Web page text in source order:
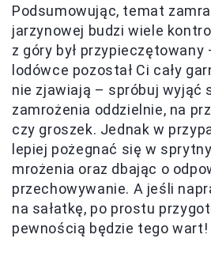
Podsumowując, temat
jarzynowej budzi wiele
z góry był przypieczętowany
lodówce pozostał Ci cały
nie zjawiają – spróbuj wyjąć
zamrożenia oddzielnie, na
czy groszek. Jednak w
lepiej pożegnać się w
mrożenia oraz dbając o
przechowywanie. A jeśli
na sałatkę, po prostu
pewnością będzie tego wart!